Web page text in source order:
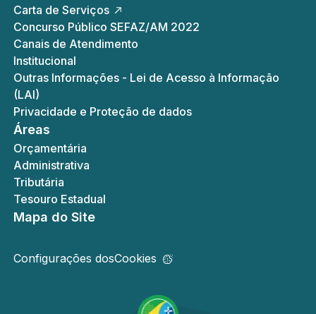
Carta de Serviços
Concurso Público SEFAZ/AM 2022
Canais de Atendimento
Institucional
Outras Informações - Lei de Acesso à Informação
(LAI)
Privacidade e Proteção de dados
Áreas
Orçamentária
Administrativa
Tributária
Tesouro Estadual
Mapa do Site
Configurações dosCookies